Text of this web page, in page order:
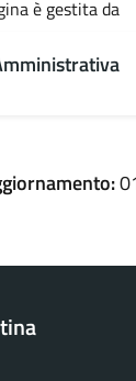
è gestita da